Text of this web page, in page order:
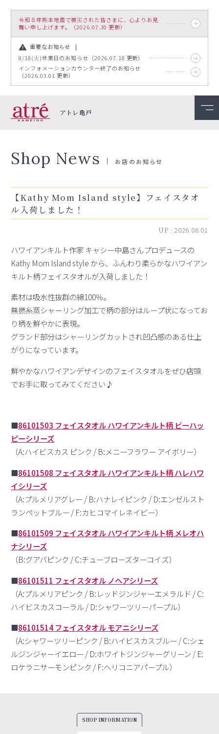
令和８年熊本地震で被災された皆さまに、心よりお見
舞い申し上げます。（2026.07.30 更新）
重要なお知らせ
8/18(火)休業日のお知らせ（2026.07.18 更新）
インフォメーションカウンター終了のお知らせ
（2026.03.01 更新）
アトレ亀戸
Shop News お店のお知らせ
【Kathy Mom Island style】フェイスタオ
ル入荷しました！
UP :2026.06.01
ハワイアンキルト作家 キャシー中島さんプロデュースの
Kathy Mom Island style から、ふんわり柔らかなハワイアン
キルト柄フェイスタオルが入荷しました！
素材は吸水性抜群の綿100％。
無撚糸蒸シャーリング加工で柄の部分はループ状になってお
り柄を鮮やかに表現。
グランド部分はシャーリングカットされ凹凸感のある仕上
がりになっています。
鮮やかなハワイアンデザインのフェイスタオルをぜひ店頭
でお手に取ってみてください♪
■86101503 フェイスタオル ハワイアンキルト柄 ビーハッ
ピーシリーズ
（A:ハイビスカス ピンク / B:メニーフラワー アイボリー）
■86101508 フェイスタオル ハワイアンキルト柄 ハレハワ
イシリーズ
（A:プルメリアグレー / B:ハナレイピンク / D:エンゼルスト
ランペットブルー / F:カヒコマイレネイビー）
■86101509 フェイスタオル ハワイアンキルト柄 メレオハ
ナシリーズ
（B:グアバピンク / C:チューブローズターコイズ）
■86101511 フェイスタオル ノヘアシリーズ
（A:プルメリアピンク / B:レッドジンジャーエメラルド / C:
ハイビスカスコーラル / D:シャワーツリーパープル）
■86101514 フェイスタオル モアニシリーズ
（A:シャワーツリーピンク / B:ハイビスカスブルー / C:シェ
ルジンジャーイエロー / D:ホワイトジンジャーグリーン / E:
ロケラニサーモンピンク / F:ヘリコニアパープル）
SHOP INFORMATION